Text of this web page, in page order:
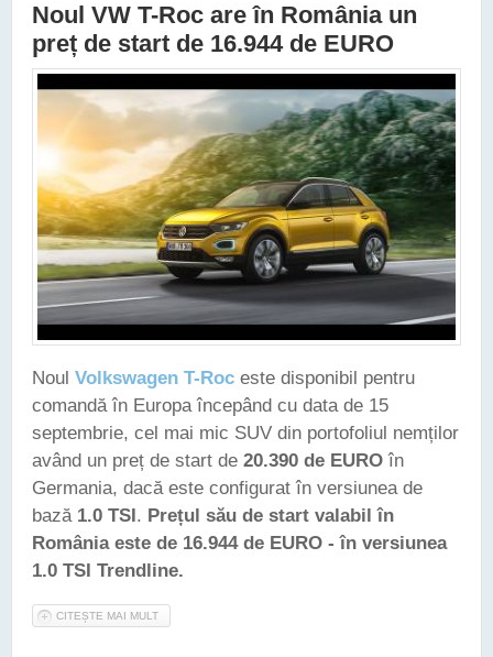
Noul VW T-Roc are în România un
preț de start de 16.944 de EURO
Noul Volkswagen T-Roc este disponibil pentru
comandă în Europa începând cu data de 15
septembrie, cel mai mic SUV din portofoliul nemților
având un preț de start de 20.390 de EURO în
Germania, dacă este configurat în versiunea de
bază 1.0 TSI. Prețul său de start valabil în
România este de 16.944 de EURO - în versiunea
1.0 TSI Trendline.
CITEȘTE MAI MULT